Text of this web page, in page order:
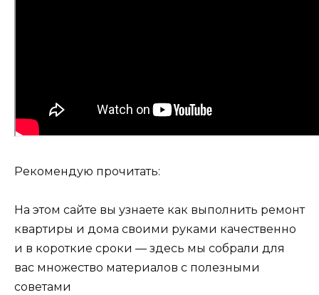
Рекомендую прочитать:
На этом сайте вы узнаете как выполнить ремонт
квартиры и дома своими руками качественно
и в короткие сроки — здесь мы собрали для
вас множество материалов с полезными
советами